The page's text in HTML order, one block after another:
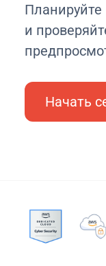
и
Начать